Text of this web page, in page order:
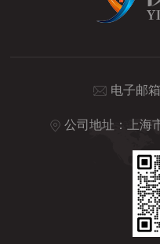
电子邮箱
公司地址：上海